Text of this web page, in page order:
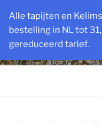
Alle tapijten en
bestelling in NL tot
gereduceerd tarief.
naar
de
inhoud
VINTAGE
Powered by